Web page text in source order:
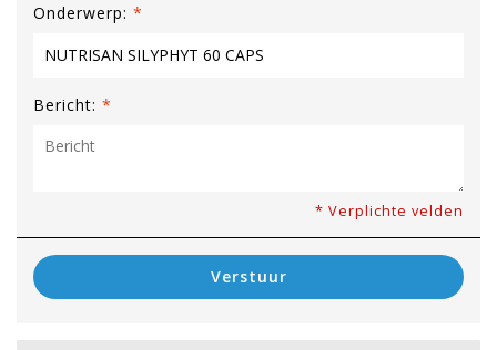
Onderwerp: *
Bericht: *
* Verplichte velden
Verstuur